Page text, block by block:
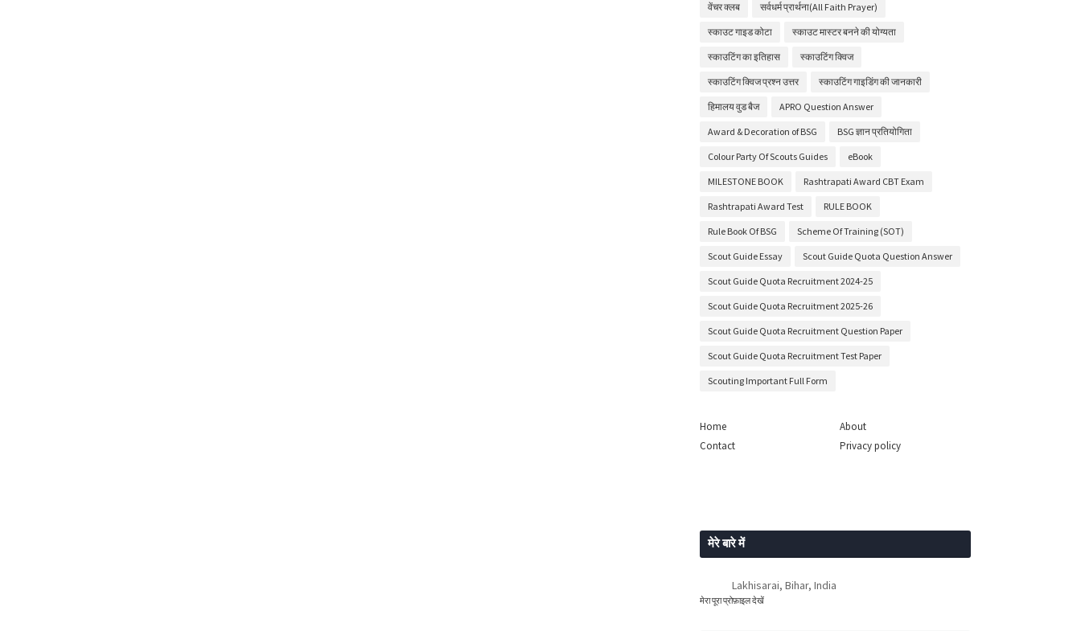
वेंचर क्लब सर्वधर्म प्रार्थना(All Faith Prayer)
स्काउट गाइड कोटा स्काउट मास्टर बनने की योग्यता
स्काउटिंग का इतिहास स्काउटिंग क्विज
स्काउटिंग क्विज प्रश्न उत्तर स्काउटिंग गाइडिंग की जानकारी
हिमालय वुड बैज APRO Question Answer
Award & Decoration of BSG BSG ज्ञान प्रतियोगिता
Colour Party Of Scouts Guides eBook
MILESTONE BOOK Rashtrapati Award CBT Exam
Rashtrapati Award Test RULE BOOK
Rule Book Of BSG Scheme Of Training (SOT)
Scout Guide Essay Scout Guide Quota Question Answer
Scout Guide Quota Recruitment 2024-25
Scout Guide Quota Recruitment 2025-26
Scout Guide Quota Recruitment Question Paper
Scout Guide Quota Recruitment Test Paper
Scouting Important Full Form
Home
About
Contact
Privacy policy
मेरे बारे में
Lakhisarai, Bihar, India
मेरा पूरा प्रोफ़ाइल देखें